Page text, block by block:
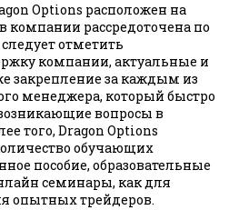
Options расположен на
компании рассредоточена по
отметить
компании, актуальные и
закрепление за каждым из
менеджера, который быстро
вопросы в
того, Dragon Options
обучающих
пособие, образовательные
семинары, как для
опытных трейдеров.